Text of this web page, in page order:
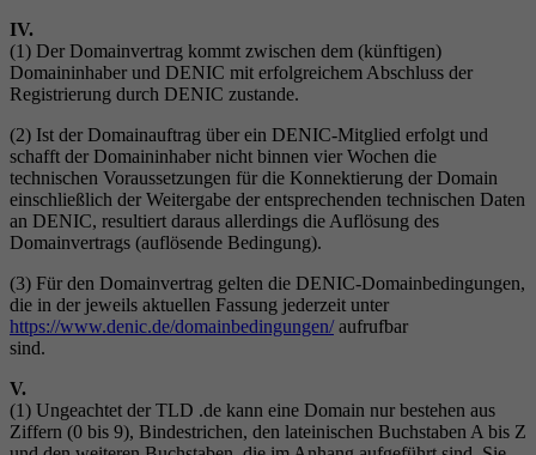
IV.
(1) Der Domainvertrag kommt zwischen dem (künftigen)
Domaininhaber und DENIC mit erfolgreichem Abschluss der
Registrierung durch DENIC zustande.
(2) Ist der Domainauftrag über ein DENIC-Mitglied erfolgt und
schafft der Domaininhaber nicht binnen vier Wochen die
technischen Voraussetzungen für die Konnektierung der Domain
einschließlich der Weitergabe der entsprechenden technischen Daten
an DENIC, resultiert daraus allerdings die Auflösung des
Domainvertrags (auflösende Bedingung).
(3) Für den Domainvertrag gelten die DENIC-Domainbedingungen,
die in der jeweils aktuellen Fassung jederzeit unter
https://www.denic.de/domainbedingungen/aufrufbar
sind.
V.
(1) Ungeachtet der TLD .de kann eine Domain nur bestehen aus
Ziffern (0 bis 9), Bindestrichen, den lateinischen Buchstaben A bis Z